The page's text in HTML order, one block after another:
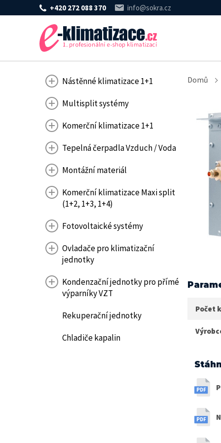
+420 272 088 370 info@sokra.cz
Nástěnné klimatizace 1+1
Multisplit systémy
Komerční klimatizace 1+1
Tepelná čerpadla Vzduch / Voda
Montážní materiál
Komerční klimatizace Maxi split
(1+2, 1+3, 1+4)
Fotovoltaické systémy
Ovladače pro klimatizační
jednotky
Kondenzační jednotky pro přímé
výparníky VZT
Rekuperační jednotky
Chladiče kapalin
Domů
Počet